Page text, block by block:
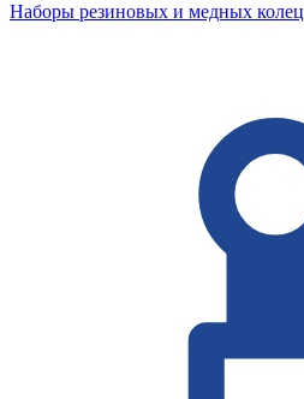
Наборы резиновых и медных колец